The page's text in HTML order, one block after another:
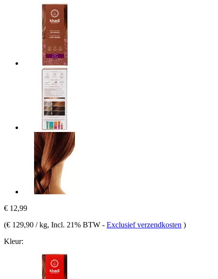
€ 12,99
(€ 129,90 / kg, Incl. 21% BTW - Exclusief verzendkosten )
Kleur: